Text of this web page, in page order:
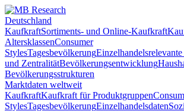
Deutschland
KaufkraftSortiments- und Online-Kaufkraft
AltersklassenConsumer
StylesTagesbevölkerung
und ZentralitätBevölkerungsentwicklung
Bevölkerungsstrukturen
Marktdaten weltweit
KaufkraftKaufkraft für Produktgruppen
StylesTagesbevölkerungEinzelhandelsdaten